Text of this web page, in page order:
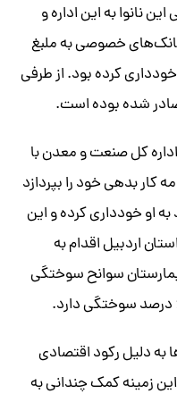
نانوا به این اداره و
خصوصی به ملبغ
خودداری کرده بود. از طرفی
صادر شده بوده است.
اداره کل صنعت و معدن با
کار بدهی خود را بپردازد
به او خودداری کرده و این
اردبیل اقدام به
سوانح سوختگی
دلیل رکود اقتصادی
زمینه کمک چندانی به